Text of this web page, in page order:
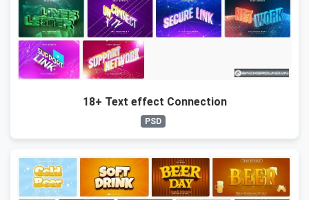
18+ Text effect Connection
PSD